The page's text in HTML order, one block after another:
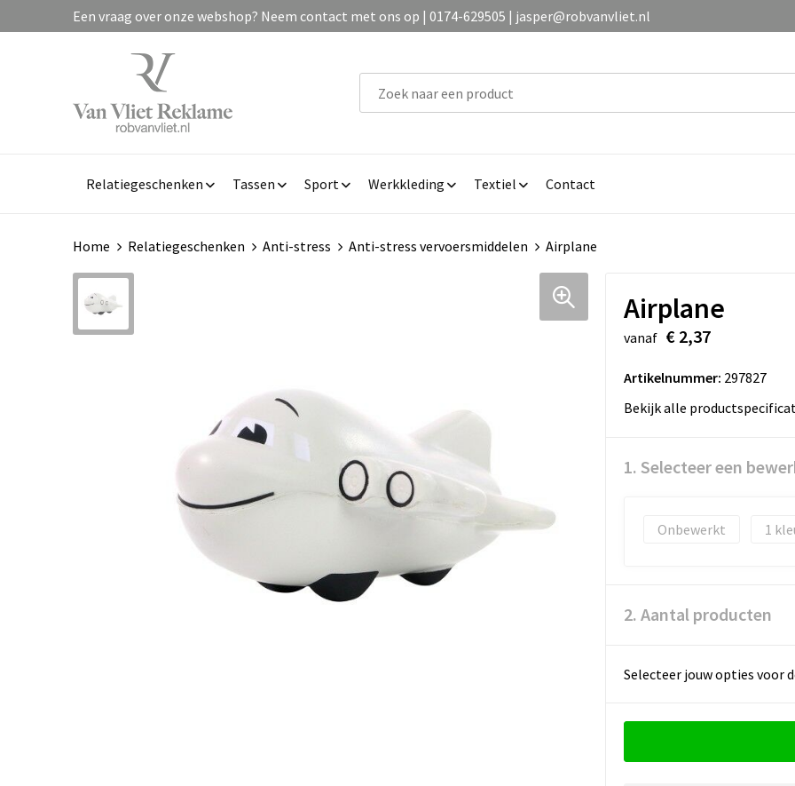
Een vraag over onze webshop? Neem contact met ons op | 0174-629505 | jasper@robvanvliet.nl
Relatiegeschenken Tassen Sport Werkkleding Textiel Contact
Home Relatiegeschenken Anti-stress Anti-stress vervoersmiddelen Airplane
Airplane
vanaf € 2,37
Artikelnummer: 297827
Bekijk alle
1. Selecteer een
Onbewerkt 1
2. Aantal producten
Selecteer jouw opties voor